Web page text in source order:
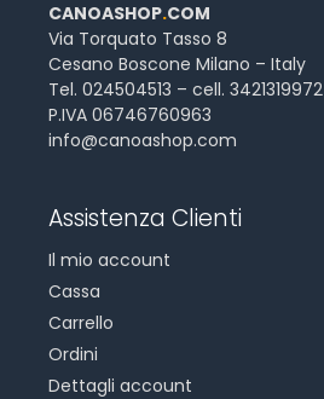
CANOASHOP.COM
Via Torquato Tasso 8
Cesano Boscone Milano – Italy
Tel. 024504513 – cell. 3421319972
P.IVA 06746760963
info@canoashop.com
Assistenza Clienti
Il mio account
Cassa
Carrello
Ordini
Dettagli account